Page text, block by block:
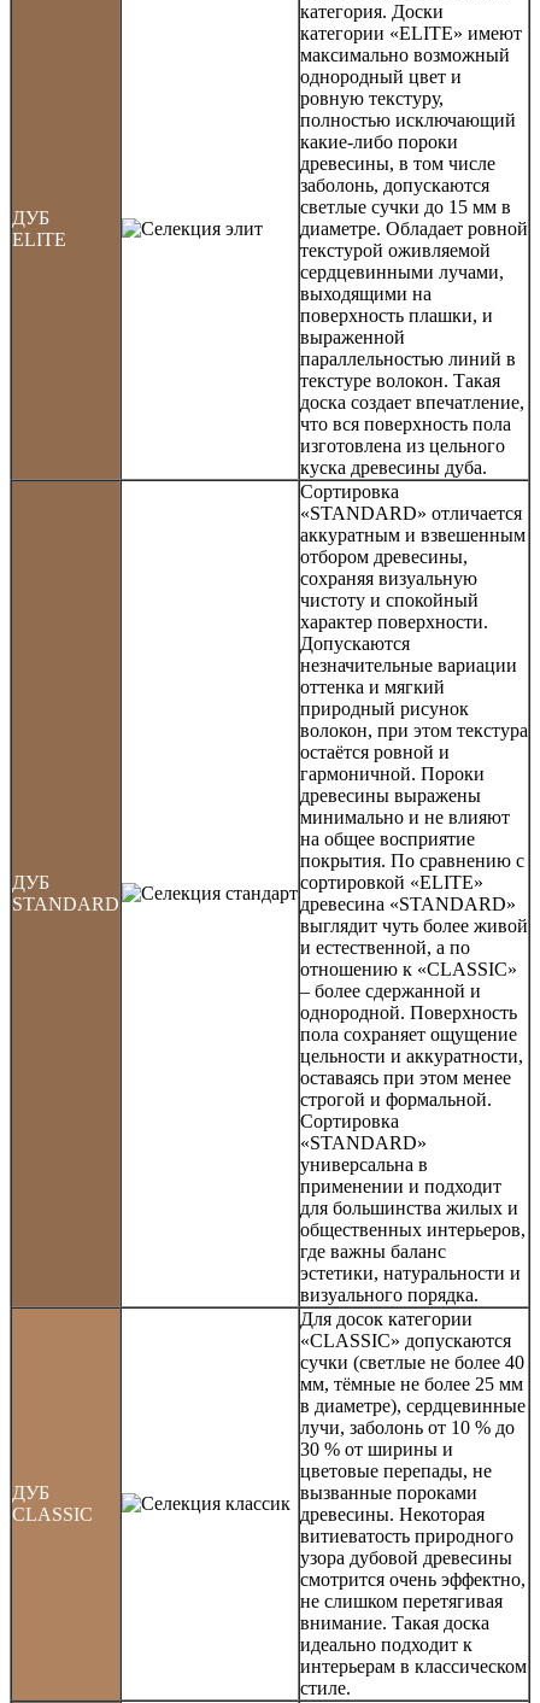
ДУБ
ELITE
категория. Доски
категории «ELITE» имеют
максимально возможный
однородный цвет и
ровную текстуру,
полностью исключающий
какие-либо пороки
древесины, в том числе
заболонь, допускаются
светлые сучки до 15 мм в
диаметре. Обладает ровной
текстурой оживляемой
сердцевинными лучами,
выходящими на
поверхность плашки, и
выраженной
параллельностью линий в
текстуре волокон. Такая
доска создает впечатление,
что вся поверхность пола
изготовлена из цельного
куска древесины дуба.
ДУБ
STANDARD
Сортировка
«STANDARD» отличается
аккуратным и взвешенным
отбором древесины,
сохраняя визуальную
чистоту и спокойный
характер поверхности.
Допускаются
незначительные вариации
оттенка и мягкий
природный рисунок
волокон, при этом текстура
остаётся ровной и
гармоничной. Пороки
древесины выражены
минимально и не влияют
на общее восприятие
покрытия. По сравнению с
сортировкой «ELITE»
древесина «STANDARD»
выглядит чуть более живой
и естественной, а по
отношению к «CLASSIC»
– более сдержанной и
однородной. Поверхность
пола сохраняет ощущение
цельности и аккуратности,
оставаясь при этом менее
строгой и формальной.
Сортировка
«STANDARD»
универсальна в
применении и подходит
для большинства жилых и
общественных интерьеров,
где важны баланс
эстетики, натуральности и
визуального порядка.
ДУБ
CLASSIC
Для досок категории
«CLASSIC» допускаются
сучки (светлые не более 40
мм, тёмные не более 25 мм
в диаметре), сердцевинные
лучи, заболонь от 10 % до
30 % от ширины и
цветовые перепады, не
вызванные пороками
древесины. Некоторая
витиеватость природного
узора дубовой древесины
смотрится очень эффектно,
не слишком перетягивая
внимание. Такая доска
идеально подходит к
интерьерам в классическом
стиле.